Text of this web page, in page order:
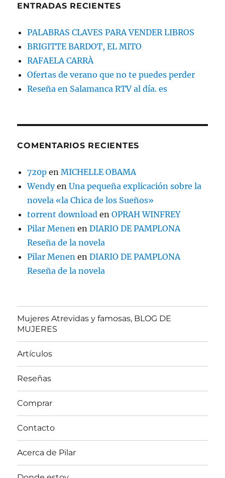
ENTRADAS RECIENTES
PALABRAS CLAVES PARA VENDER LIBROS
BRIGITTE BARDOT, EL MITO
RAFAELA CARRÀ
Ofertas de verano que no te puedes perder
Reseña en Salamanca RTV al día. es
COMENTARIOS RECIENTES
720p enMICHELLE OBAMA
WendyenUna pequeña explicación sobre la
novela «la Chica de los Sueños»
torrent download enOPRAH WINFREY
Pilar Menen enDIARIO DE PAMPLONA
Reseña de la novela
Pilar Menen enDIARIO DE PAMPLONA
Reseña de la novela
Mujeres Atrevidas y famosas, BLOG DE
MUJERES
Artículos
Reseñas
Comprar
Contacto
Acerca de Pilar